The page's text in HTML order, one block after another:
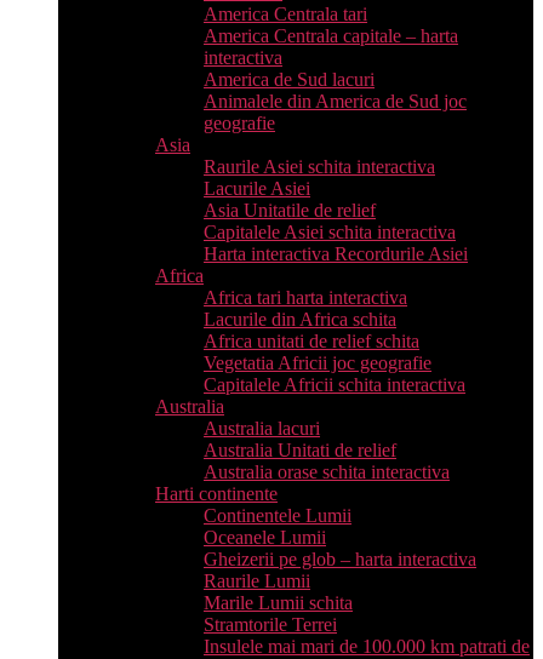
America Centrala tari
America Centrala capitale – harta
interactiva
America de Sud lacuri
Animalele din America de Sud joc
geografie
Asia
Raurile Asiei schita interactiva
Lacurile Asiei
Asia Unitatile de relief
Capitalele Asiei schita interactiva
Harta interactiva Recordurile Asiei
Africa
Africa tari harta interactiva
Lacurile din Africa schita
Africa unitati de relief schita
Vegetatia Africii joc geografie
Capitalele Africii schita interactiva
Australia
Australia lacuri
Australia Unitati de relief
Australia orase schita interactiva
Harti continente
Continentele Lumii
Oceanele Lumii
Gheizerii pe glob – harta interactiva
Raurile Lumii
Marile Lumii schita
Stramtorile Terrei
Insulele mai mari de 100.000 km patrati de